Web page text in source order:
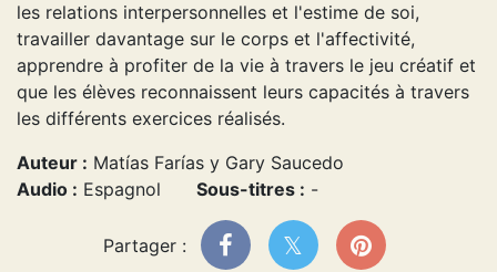
les relations interpersonnelles et l'estime de soi,
travailler davantage sur le corps et l'affectivité,
apprendre à profiter de la vie à travers le jeu créatif et
que les élèves reconnaissent leurs capacités à travers
les différents exercices réalisés.
Auteur : Matías Farías y Gary Saucedo
Audio : Espagnol Sous-titres : -
Partager :